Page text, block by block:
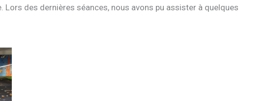
des dernières séances, nous avons pu assister à quelques